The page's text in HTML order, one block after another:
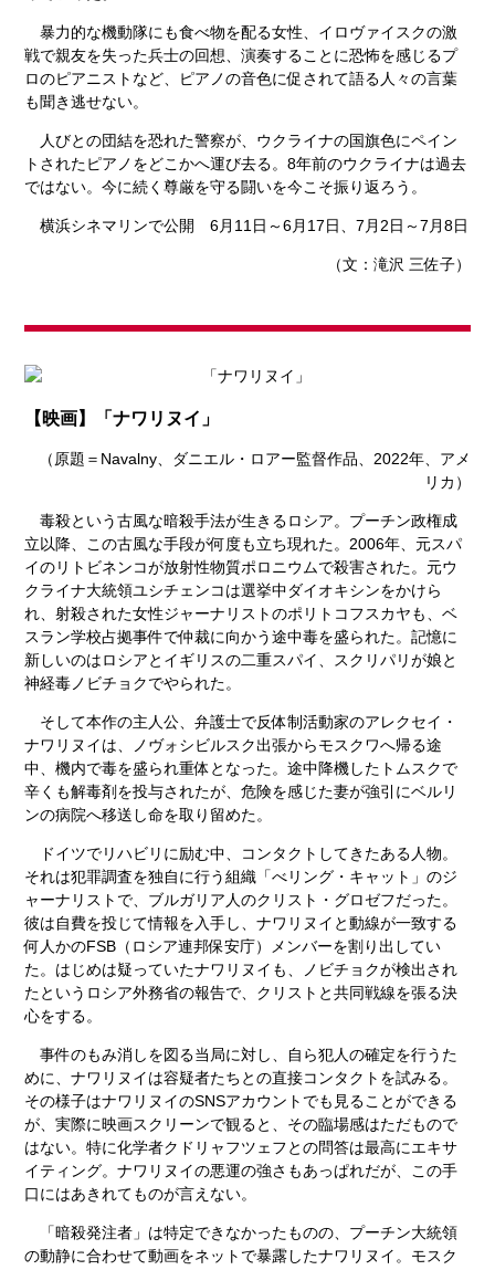
暴力的な機動隊にも食べ物を配る女性、イロヴァイスクの激
戦で親友を失った兵士の回想、演奏することに恐怖を感じるプ
ロのピアニストなど、ピアノの音色に促されて語る人々の言葉
も聞き逃せない。
人びとの団結を恐れた警察が、ウクライナの国旗色にペイン
トされたピアノをどこかへ運び去る。8年前のウクライナは過去
ではない。今に続く尊厳を守る闘いを今こそ振り返ろう。
横浜シネマリンで公開 6月11日～6月17日、7月2日～7月8日
（文：滝沢 三佐子）
【映画】「ナワリヌイ」
（原題＝Navalny、ダニエル・ロアー監督作品、2022年、アメ
リカ）
毒殺という古風な暗殺手法が生きるロシア。プーチン政権成
立以降、この古風な手段が何度も立ち現れた。2006年、元スパ
イのリトビネンコが放射性物質ポロニウムで殺害された。元ウ
クライナ大統領ユシチェンコは選挙中ダイオキシンをかけら
れ、射殺された女性ジャーナリストのポリトコフスカヤも、ベ
スラン学校占拠事件で仲裁に向かう途中毒を盛られた。記憶に
新しいのはロシアとイギリスの二重スパイ、スクリパリが娘と
神経毒ノビチョクでやられた。
そして本作の主人公、弁護士で反体制活動家のアレクセイ・
ナワリヌイは、ノヴォシビルスク出張からモスクワへ帰る途
中、機内で毒を盛られ重体となった。途中降機したトムスクで
辛くも解毒剤を投与されたが、危険を感じた妻が強引にベルリ
ンの病院へ移送し命を取り留めた。
ドイツでリハビリに励む中、コンタクトしてきたある人物。
それは犯罪調査を独自に行う組織「べリング・キャット」のジ
ャーナリストで、ブルガリア人のクリスト・グロゼフだった。
彼は自費を投じて情報を入手し、ナワリヌイと動線が一致する
何人かのFSB（ロシア連邦保安庁）メンバーを割り出してい
た。はじめは疑っていたナワリヌイも、ノビチョクが検出され
たというロシア外務省の報告で、クリストと共同戦線を張る決
心をする。
事件のもみ消しを図る当局に対し、自ら犯人の確定を行うた
めに、ナワリヌイは容疑者たちとの直接コンタクトを試みる。
その様子はナワリヌイのSNSアカウントでも見ることができる
が、実際に映画スクリーンで観ると、その臨場感はただもので
はない。特に化学者クドリャフツェフとの問答は最高にエキサ
イティング。ナワリヌイの悪運の強さもあっぱれだが、この手
口にはあきれてものが言えない。
「暗殺発注者」は特定できなかったものの、プーチン大統領
の動静に合わせて動画をネットで暴露したナワリヌイ。モスク